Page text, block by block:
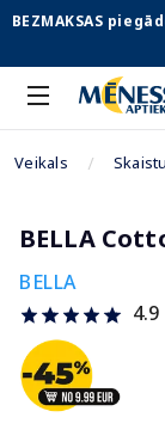
BEZMAKSAS
Veikals
BELLA
BELLA
4.9